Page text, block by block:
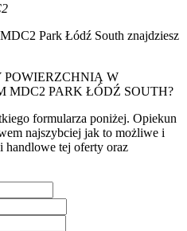
Park Łódź South znajdziesz
POWIERZCHNIĄ W
MDC2 PARK ŁÓDŹ SOUTH?
formularza poniżej. Opiekun
najszybciej jak to możliwe i
handlowe tej oferty oraz